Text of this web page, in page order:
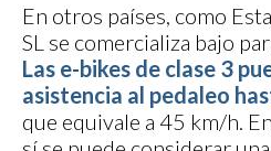
En otros países, como
SL se comercializa bajo
Las e-bikes de clase 3
asistencia al pedaleo
que equivale a 45 km/h.